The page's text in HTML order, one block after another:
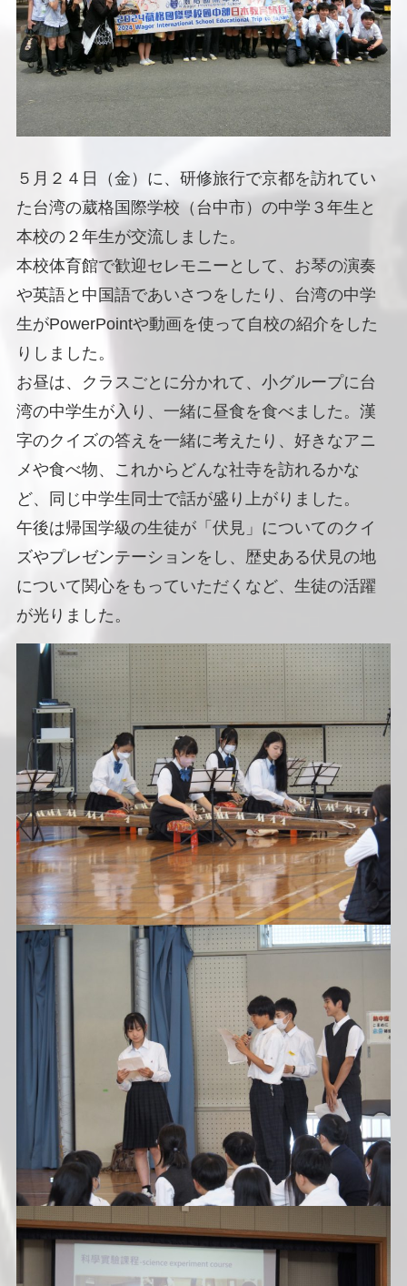
５月２４日（金）に、研修旅行で京都を訪れてい
た台湾の葳格国際学校（台中市）の中学３年生と
本校の２年生が交流しました。
本校体育館で歓迎セレモニーとして、お琴の演奏
や英語と中国語であいさつをしたり、台湾の中学
生がPowerPointや動画を使って自校の紹介をした
りしました。
お昼は、クラスごとに分かれて、小グループに台
湾の中学生が入り、一緒に昼食を食べました。漢
字のクイズの答えを一緒に考えたり、好きなアニ
メや食べ物、これからどんな社寺を訪れるかな
ど、同じ中学生同士で話が盛り上がりました。
午後は帰国学級の生徒が「伏見」についてのクイ
ズやプレゼンテーションをし、歴史ある伏見の地
について関心をもっていただくなど、生徒の活躍
が光りました。